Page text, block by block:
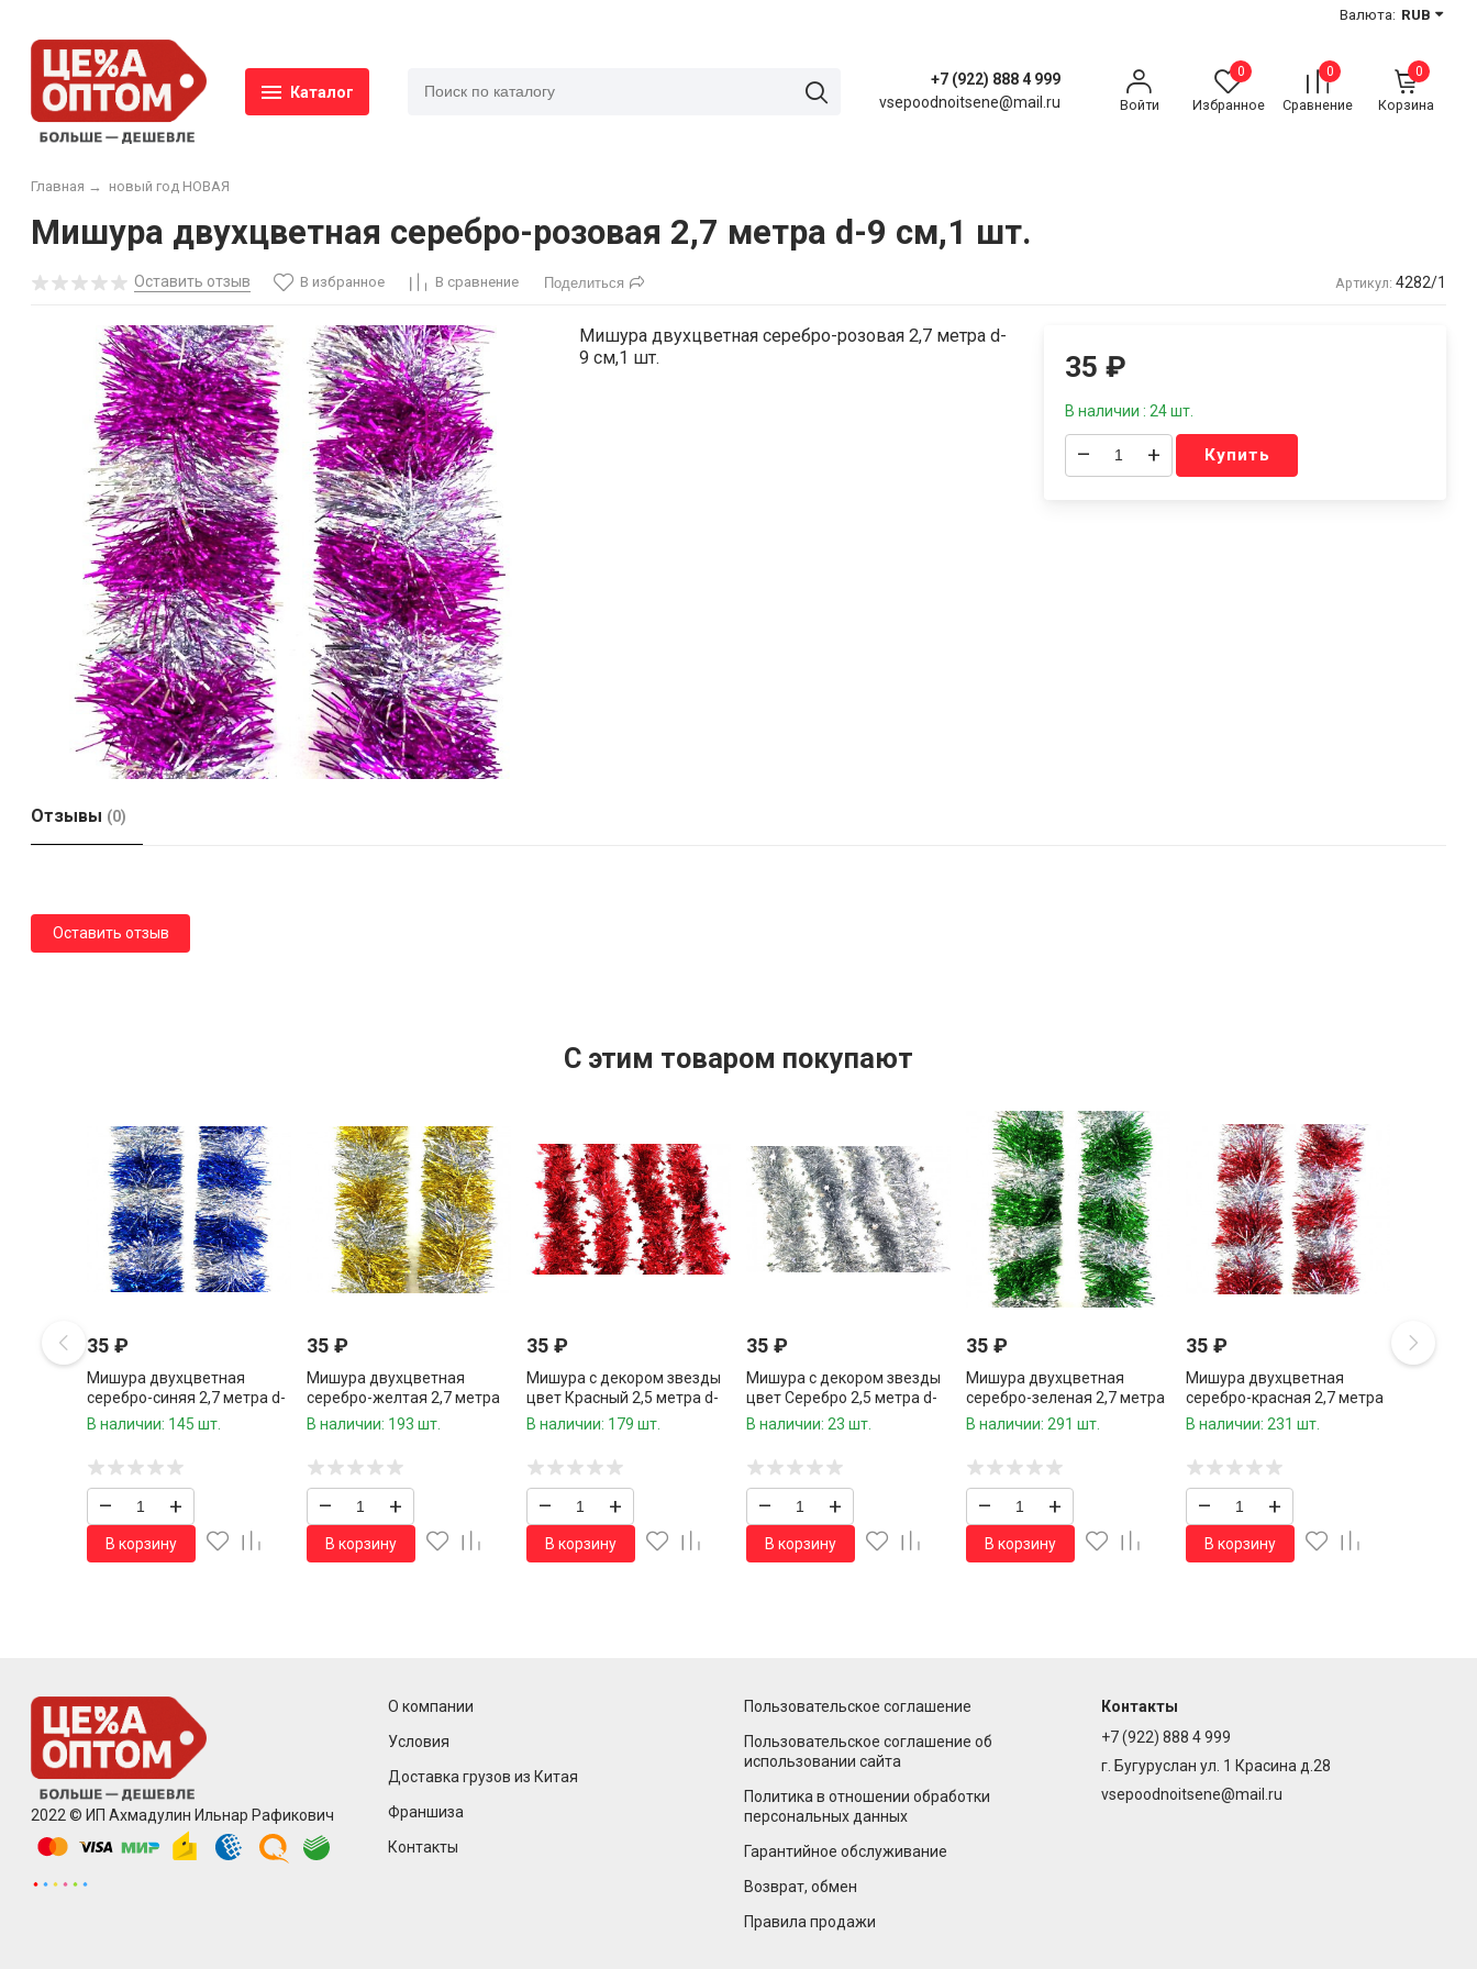
Валюта: RUB
Каталог
+7 (922) 888 4 999
vsepoodnoitsene@mail.ru
Войти
0
Избранное
0
Сравнение
0
Корзина
Главная → новый год НОВАЯ
Мишура двухцветная серебро-розовая 2,7 метра d-9 см,1 шт.
Оставить отзыв В избранное В сравнение Поделиться Артикул: 4282/1
Мишура двухцветная серебро-розовая 2,7 метра d-
9 см,1 шт.
35₽
В наличии : 24 шт.
– + Купить
Отзывы (0)
Оставить отзыв
C этим товаром покупают
35 ₽
Мишура двухцветная
серебро-синяя 2,7 метра d-
9 см,1 шт.
В наличии: 145 шт.
– +
В корзину
35 ₽
Мишура двухцветная
серебро-желтая 2,7 метра
d-9 см,1 шт.
В наличии: 193 шт.
– +
В корзину
35 ₽
Мишура с декором звезды
цвет Красный 2,5 метра d-
10 см.1 шт.
В наличии: 179 шт.
– +
В корзину
35 ₽
Мишура с декором звезды
цвет Серебро 2,5 метра d-
10 см.1 шт.
В наличии: 23 шт.
– +
В корзину
35 ₽
Мишура двухцветная
серебро-зеленая 2,7 метра
d-9 см,1 шт.
В наличии: 291 шт.
– +
В корзину
35 ₽
Мишура двухцветная
серебро-красная 2,7 метра
d-9 см,1 шт.
В наличии: 231 шт.
– +
В корзину
2022 © ИП Ахмадулин Ильнар Рафикович
О компании
Условия
Доставка грузов из Китая
Франшиза
Контакты
Пользовательское соглашение
Пользовательское соглашение об
использовании сайта
Политика в отношении обработки
персональных данных
Гарантийное обслуживание
Возврат, обмен
Правила продажи
Контакты
+7 (922) 888 4 999
г. Бугуруслан ул. 1 Красина д.28
vsepoodnoitsene@mail.ru